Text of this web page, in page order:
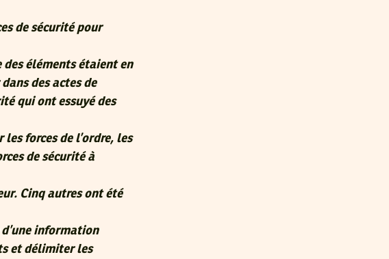
de sécurité pour
éléments étaient en
des actes de
qui ont essuyé des
forces de l’ordre, les
de sécurité à
Cinq autres ont été
information
et délimiter les